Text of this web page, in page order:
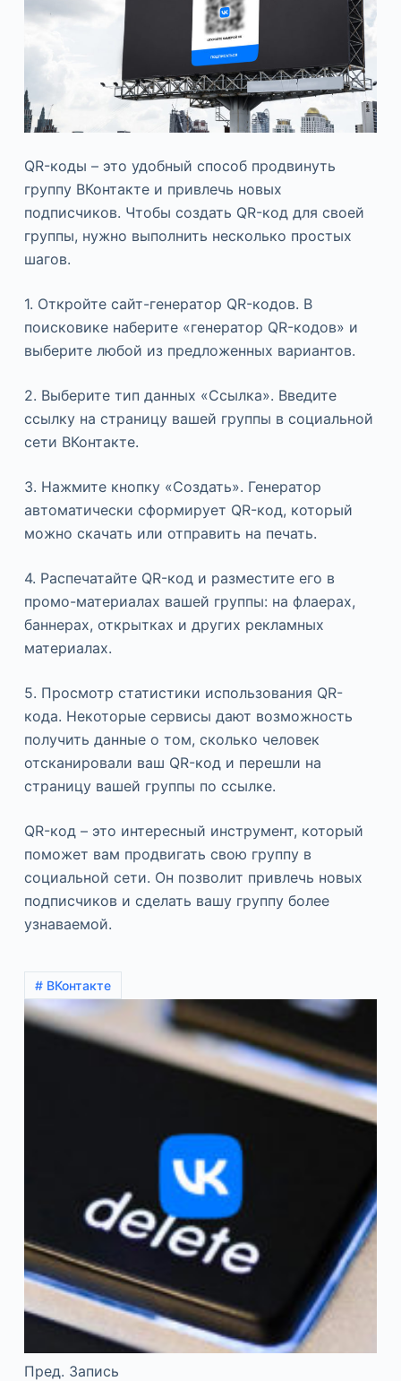
QR-коды – это удобный способ продвинуть
группу ВКонтакте и привлечь новых
подписчиков. Чтобы создать QR-код для своей
группы, нужно выполнить несколько простых
шагов.
1. Откройте сайт-генератор QR-кодов. В
поисковике наберите «генератор QR-кодов» и
выберите любой из предложенных вариантов.
2. Выберите тип данных «Ссылка». Введите
ссылку на страницу вашей группы в социальной
сети ВКонтакте.
3. Нажмите кнопку «Создать». Генератор
автоматически сформирует QR-код, который
можно скачать или отправить на печать.
4. Распечатайте QR-код и разместите его в
промо-материалах вашей группы: на флаерах,
баннерах, открытках и других рекламных
материалах.
5. Просмотр статистики использования QR-
кода. Некоторые сервисы дают возможность
получить данные о том, сколько человек
отсканировали ваш QR-код и перешли на
страницу вашей группы по ссылке.
QR-код – это интересный инструмент, который
поможет вам продвигать свою группу в
социальной сети. Он позволит привлечь новых
подписчиков и сделать вашу группу более
узнаваемой.
# ВКонтакте
Пред. Запись